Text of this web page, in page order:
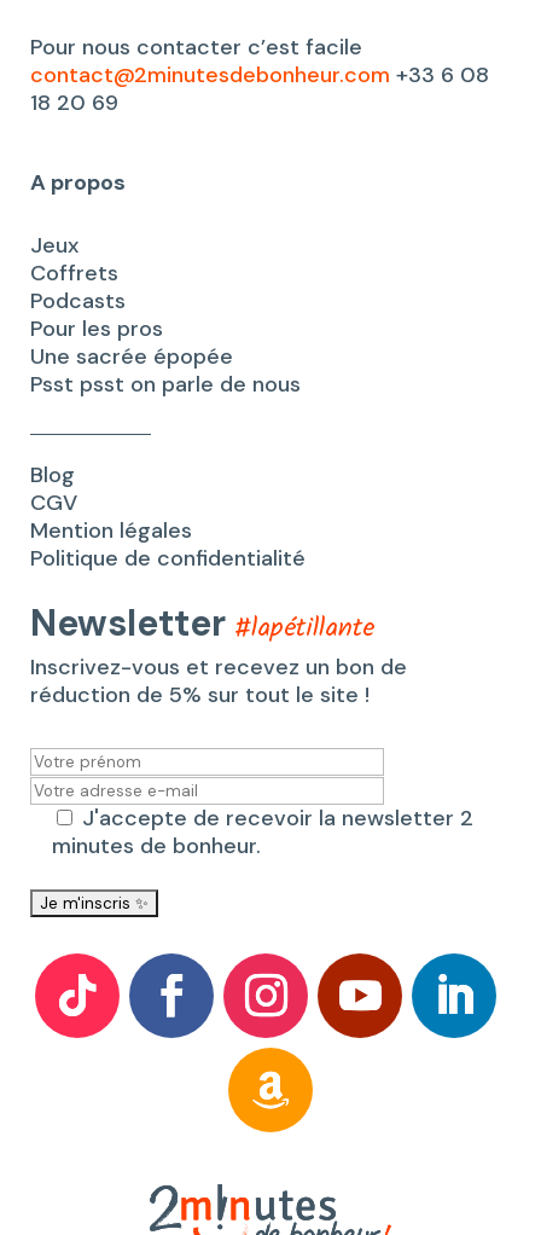
Pour nous contacter c’est facile
contact@2minutesdebonheur.com +33 6 08
18 20 69
A propos
Jeux
Coffrets
Podcasts
Pour les pros
Une sacrée épopée
Psst psst on parle de nous
Blog
CGV
Mention légales
Politique de confidentialité
Newsletter #lapétillante
Inscrivez-vous et recevez un bon de
réduction de 5% sur tout le site !
J'accepte de recevoir la newsletter 2
minutes de bonheur.